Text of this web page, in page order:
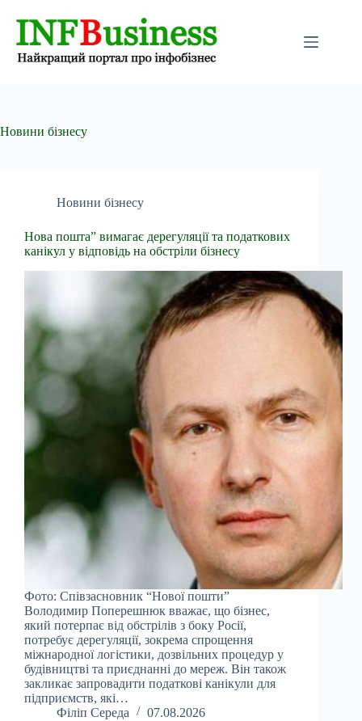
Новини бізнесу
Новини бізнесу
Нова пошта” вимагає дерегуляції та податкових
канікул у відповідь на обстріли бізнесу
Фото: Співзасновник “Нової пошти”
Володимир Поперешнюк вважає, що бізнес,
який потерпає від обстрілів з боку Росії,
потребує дерегуляції, зокрема спрощення
міжнародної логістики, дозвільних процедур у
будівництві та приєднанні до мереж. Він також
закликає запровадити податкові канікули для
підприємств, які…
Філіп Середа
07.08.2026